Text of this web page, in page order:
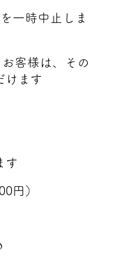
一時中止しま
客様は、その
けます
す
円）